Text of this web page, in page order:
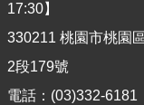
分
眾
覽
17:30】
330211 桃園市桃園
2段179號
電話：(03)332-6181